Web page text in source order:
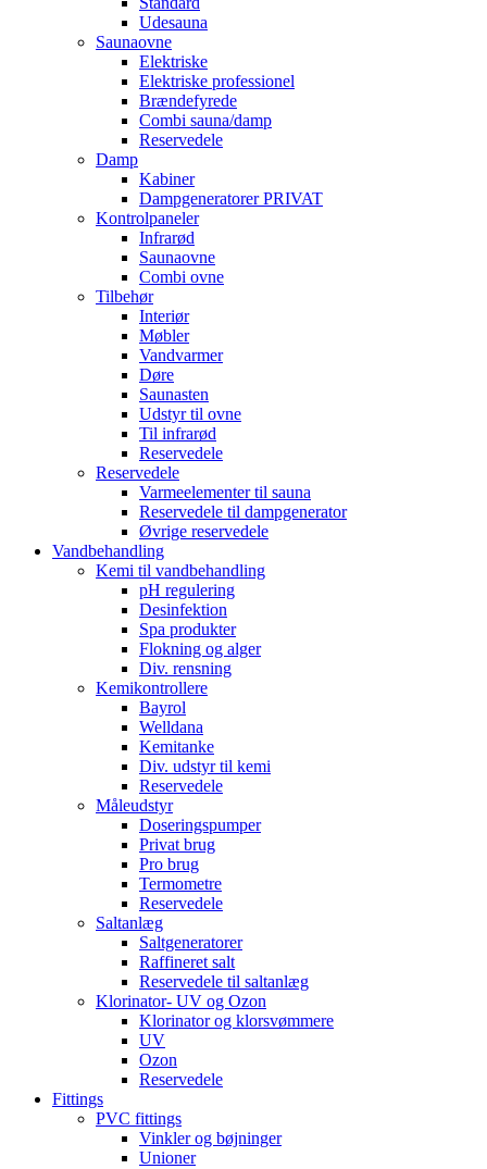
Udesauna
Saunaovne
Elektriske
Elektriske professionel
Brændefyrede
Combi sauna/damp
Reservedele
Damp
Kabiner
Dampgeneratorer PRIVAT
Kontrolpaneler
Infrarød
Saunaovne
Combi ovne
Tilbehør
Interiør
Møbler
Vandvarmer
Døre
Saunasten
Udstyr til ovne
Til infrarød
Reservedele
Reservedele
Varmeelementer til sauna
Reservedele til dampgenerator
Øvrige reservedele
Vandbehandling
Kemi til vandbehandling
pH regulering
Desinfektion
Spa produkter
Flokning og alger
Div. rensning
Kemikontrollere
Bayrol
Welldana
Kemitanke
Div. udstyr til kemi
Reservedele
Måleudstyr
Doseringspumper
Privat brug
Pro brug
Termometre
Reservedele
Saltanlæg
Saltgeneratorer
Raffineret salt
Reservedele til saltanlæg
Klorinator- UV og Ozon
Klorinator og klorsvømmere
UV
Ozon
Reservedele
Fittings
PVC fittings
Vinkler og bøjninger
Unioner